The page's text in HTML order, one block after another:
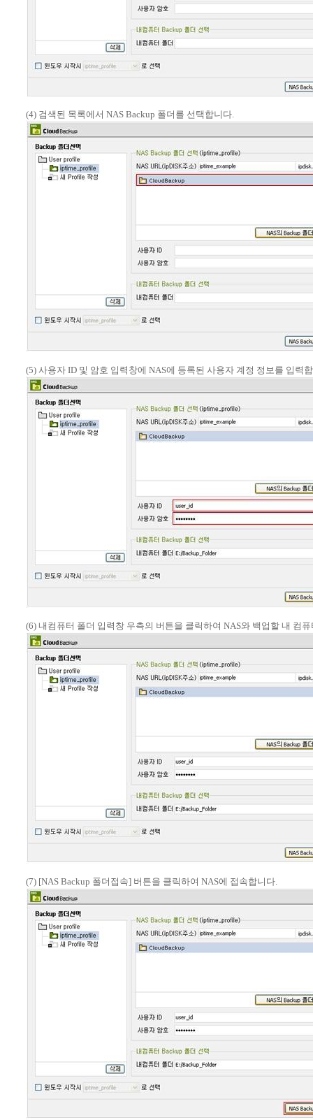
(4) 검색된 목록에서 NAS Backup 폴더를 선택합니다.
(5) 사용자 ID 및 암호 입력창에 NAS에 등록된 사용자 계정 정보를 입력
(6) 내컴퓨터 폴더 입력창 우측의 버튼을 클릭하여 NAS와 백업할 내 컴
(7) [NAS Backup 폴더접속] 버튼을 클릭하여 NAS에 접속합니다.